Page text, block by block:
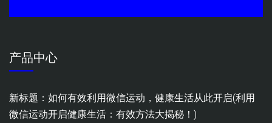
产品中心
新标题：如何有效利用微信运动，健康生活从此开启(利用
微信运动开启健康生活：有效方法大揭秘！)